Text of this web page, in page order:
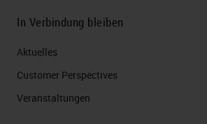
In Verbindung bleiben
Aktuelles
Customer Perspectives​
Veranstaltungen